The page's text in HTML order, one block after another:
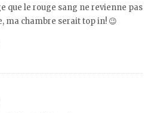
que le rouge sang ne revienne pas
ma chambre serait top in! 😉